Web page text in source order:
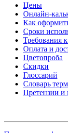
Цены
Онлайн-
Как
Сроки
Требования
Оплата и
Цветопроба
Скидки
Глоссарий
Словарь
Претензии и